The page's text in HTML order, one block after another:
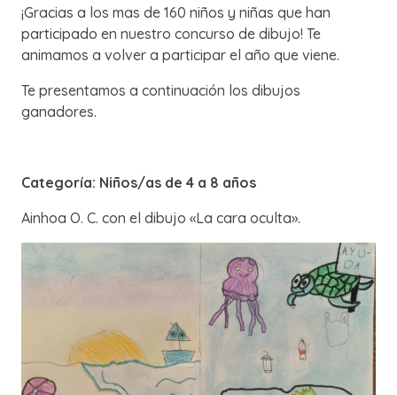
¡Gracias a los mas de 160 niños y niñas que han
participado en nuestro concurso de dibujo! Te
animamos a volver a participar el año que viene.
Te presentamos a continuación los dibujos
ganadores.
Categoría: Niños/as de 4 a 8 años
Ainhoa O. C. con el dibujo «La cara oculta».